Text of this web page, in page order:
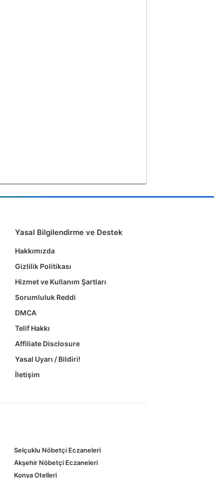
Yasal Bilgilendirme ve Destek
Hakkımızda
Gizlilik Politikası
Hizmet ve Kullanım Şartları
Sorumluluk Reddi
DMCA
Telif Hakkı
Affiliate Disclosure
Yasal Uyarı / Bildiri!
İletişim
Selçuklu Nöbetçi Eczaneleri
Akşehir Nöbetçi Eczaneleri
Konya Otelleri